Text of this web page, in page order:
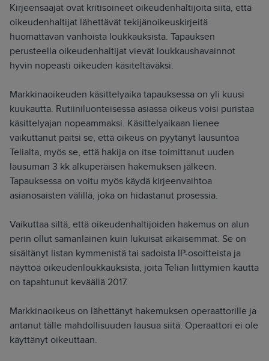
Kirjeensaajat ovat kritisoineet oikeudenhaltijoita siitä, että
oikeudenhaltijat lähettävät tekijänoikeuskirjeitä
huomattavan vanhoista loukkauksista. Tapauksen
perusteella oikeudenhaltijat vievät loukkaushavainnot
hyvin nopeasti oikeuden käsiteltäväksi.
Markkinaoikeuden käsittelyaika tapauksessa on yli kuusi
kuukautta. Rutiiniluonteisessa asiassa oikeus voisi puristaa
käsittelyajan nopeammaksi. Käsittelyaikaan lienee
vaikuttanut paitsi se, että oikeus on pyytänyt lausuntoa
Telialta, myös se, että hakija on itse toimittanut uuden
lausuman 3 kk alkuperäisen hakemuksen jälkeen.
Tapauksessa on voitu myös käydä kirjeenvaihtoa
asianosaisten välillä, joka on hidastanut prosessia.
Vaikuttaa siltä, että oikeudenhaltijoiden hakemus on alun
perin ollut samanlainen kuin lukuisat aikaisemmat. Se on
sisältänyt listan kymmenistä tai sadoista IP-osoitteista ja
näyttöä oikeudenloukkauksista, joita Telian liittymien kautta
on tapahtunut keväällä 2017.
Markkinaoikeus on lähettänyt hakemuksen operaattorille ja
antanut tälle mahdollisuuden lausua siitä. Operaattori ei ole
käyttänyt oikeuttaan.